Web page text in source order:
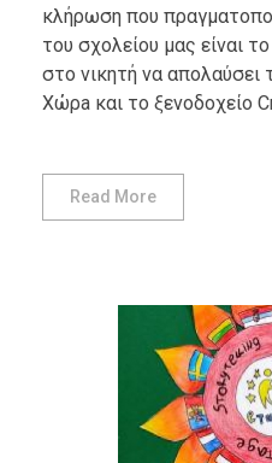
κλήρωση που
του σχολείου μας είναι
στο νικητή να απολαύσει
Χώρa και το ξενοδοχείο
Read More